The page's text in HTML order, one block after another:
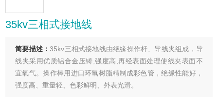
35kv三相式接地线
简要描述：35kv三相式接地线由绝缘操作杆、导线夹组成，导
线夹采用优质铝合金压铸,强度高,再经表面处理使线夹表面不
宜氧气。操作棒用进口环氧树脂精制成彩色管，绝缘性能好，
强度高、重量轻、色彩鲜明、外表光滑。